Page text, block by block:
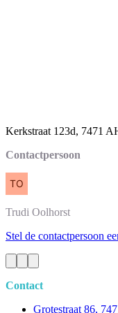
Kerkstraat 123d, 7471
Contactpersoon
Trudi Oolhorst
Stel de contactpersoon
Contact
Grotestraat 86,